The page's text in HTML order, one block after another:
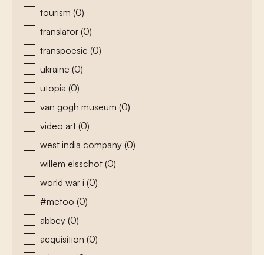
tourism (0)
translator (0)
transpoesie (0)
ukraine (0)
utopia (0)
van gogh museum (0)
video art (0)
west india company (0)
willem elsschot (0)
world war i (0)
#metoo (0)
abbey (0)
acquisition (0)